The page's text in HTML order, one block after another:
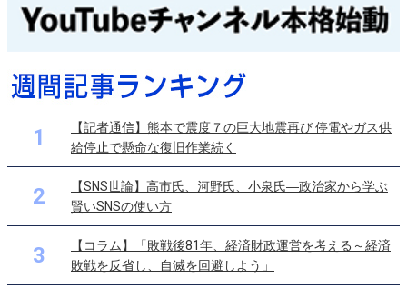
1
【記者通信】熊本で震度７の巨大地震再び 停電やガス供
給停止で懸命な復旧作業続く
2
【SNS世論】高市氏、河野氏、小泉氏―政治家から学ぶ
賢いSNSの使い方
3
【コラム】「敗戦後81年、経済財政運営を考える～経済
敗戦を反省し、自滅を回避しよう」